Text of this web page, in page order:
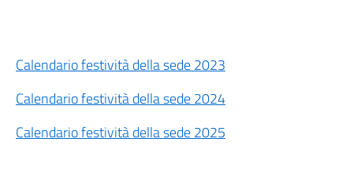
Calendario festività della sede 2023
Calendario festività della sede 2024
Calendario festività della sede 2025